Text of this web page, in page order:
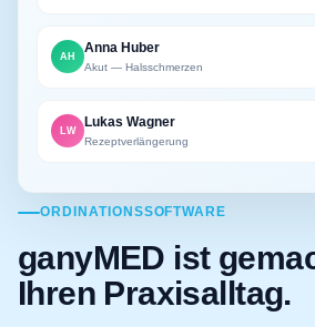
AH
Anna Huber
Akut — Halsschmerzen
LW
Lukas Wagner
Rezeptverlängerung
ORDINATIONSSOFTWARE
ganyMED ist
Ihren Praxisalltag.